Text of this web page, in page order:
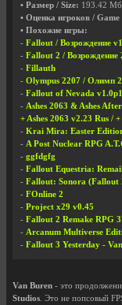
• Размер / Size: 193.42 Мб.
• Оценка игроков / Game
• Похожие игры:
- Fallout / Возрождение
- Fallout 2 / Возрождение
- Fillauth
- Olympus 2207 / Олимп
- Fallout of Nevada v1.0p1
- Ashes 2063 & Ashes
+ Ashes 2063 v2.23 Rus /
- Krai Mira: Easter
- A Post Nuclear RPG
- ggfdgfg
- Fallout Equestria:
- Fallout: Sonora (Fallout
- FOnline 2
- Project x29 v0.45
- Fallout 2 Remake RPG
- Arcanum Multiverse
- Fallout 3 Yesterday -
Van Buren - это
Studios . Это не попсовый